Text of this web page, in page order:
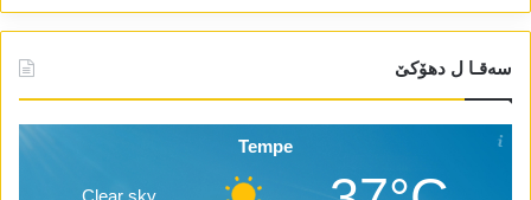
سەقـا ل دھۆکێ
Tempe